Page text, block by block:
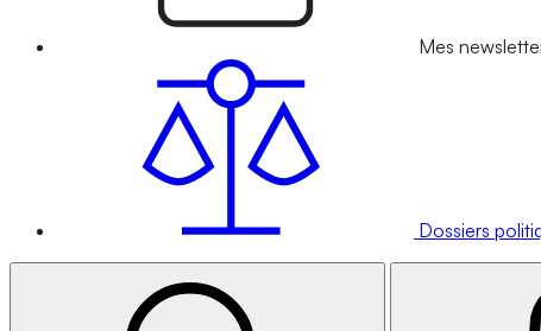
Mes
Dossiers